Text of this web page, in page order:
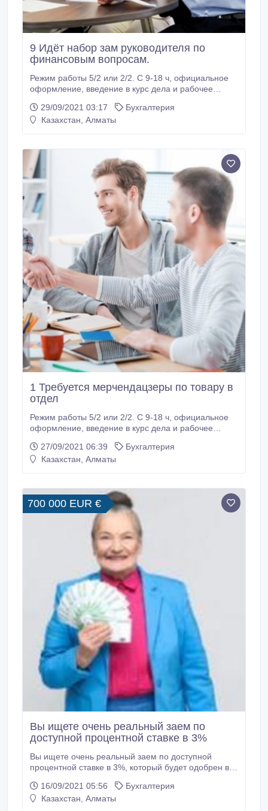
9 Идёт набор зам руководителя по
финансовым вопросам.
Режим работы 5/2 или 2/2. С 9-18 ч, официальное
оформление, введение в курс дела и рабочее
Несерьезных просьба не беспокоить! Звонок с 08.00
и до 21.00., Спс..
29/09/2021 03:17
Бухгалтерия
Казахстан, Алматы
1 Требуется мерчендацзеры по товару в
отдел
Режим работы 5/2 или 2/2. С 9-18 ч, официальное
оформление, введение в курс дела и рабочее
Несерьезных просьба не беспокоить! Звонок с 08.00
и до 21.00., Спс..
27/09/2021 06:39
Бухгалтерия
Казахстан, Алматы
700 000 EUR €
Вы ищете очень реальный заем по
доступной процентной ставке в 3%
Вы ищете очень реальный заем по доступной
процентной ставке в 3%, который будет одобрен в
постоянно ваши банки и другие финансовые
учреждения из-за плохой кредитной истории?
16/09/2021 05:56
Бухгалтерия
Казахстан, Алматы